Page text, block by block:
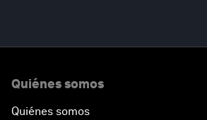
Quiénes somos
Quiénes somos